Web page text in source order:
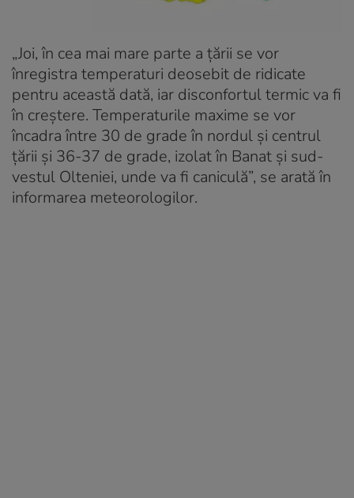
„Joi, în cea mai mare parte a țării se vor
înregistra temperaturi deosebit de ridicate
pentru această dată, iar disconfortul termic va fi
în creștere. Temperaturile maxime se vor
încadra între 30 de grade în nordul și centrul
țării și 36-37 de grade, izolat în Banat și sud-
vestul Olteniei, unde va fi caniculă”, se arată în
informarea meteorologilor.